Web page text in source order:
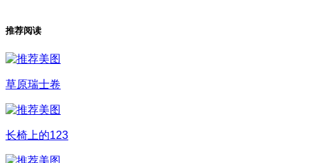
推荐阅读
草原瑞士卷
长椅上的123